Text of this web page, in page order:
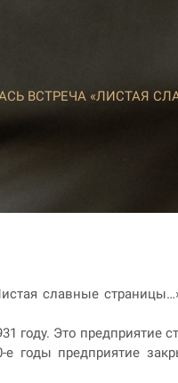
ВСТРЕЧА «ЛИСТАЯ
славные
году. Это предприятие
годы предприятие